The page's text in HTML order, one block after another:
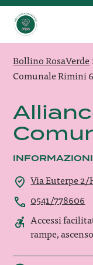
Bollino RosaVerde
Comunale Rimini 6
INFORMAZIONI
Via Euterpe 2/
0541/778606
Accessi
rampe,